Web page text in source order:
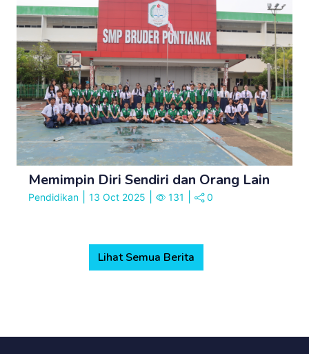
Memimpin Diri Sendiri dan Orang Lain
Pendidikan 13 Oct 2025 131 0
Lihat Semua Berita